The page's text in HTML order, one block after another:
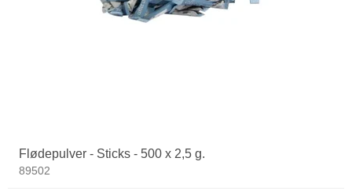
Flødepulver - Sticks - 500 x 2,5 g.
89502